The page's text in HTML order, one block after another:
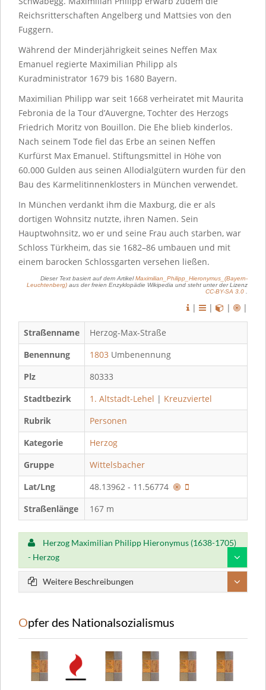
Reichsritterschaften Angelberg und Mattsies von den
Fuggern.
Während der Minderjährigkeit seines Neffen Max
Emanuel regierte Maximilian Philipp als
Kuradministrator 1679 bis 1680 Bayern.
Maximilian Philipp war seit 1668 verheiratet mit Maurita
Febronia de la Tour d’Auvergne, Tochter des Herzogs
Friedrich Moritz von Bouillon. Die Ehe blieb kinderlos.
Nach seinem Tode fiel das Erbe an seinen Neffen
Kurfürst Max Emanuel. Stiftungsmittel in Höhe von
60.000 Gulden aus seinen Allodialgütern wurden für den
Bau des Karmelitinnenklosters in München verwendet.
In München verdankt ihm die Maxburg, die er als
dortigen Wohnsitz nutzte, ihren Namen. Sein
Hauptwohnsitz, wo er und seine Frau auch starben, war
Schloss Türkheim, das sie 1682–86 umbauen und mit
einem barocken Schlossgarten versehen ließen.
Dieser Text basiert auf dem ArtikelMaximilian_Philipp_Hieronymus_(Bayern-
Leuchtenberg) aus der freien Enzyklopädie Wikipedia und steht unter der Lizenz
CC-BY-SA 3.0
| | | |
Straßenname
Herzog-Max-Straße
Benennung
1803 Umbenennung
Plz
80333
Stadtbezirk
1. Altstadt-Lehel | Kreuzviertel
Rubrik
Personen
Kategorie
Herzog
Gruppe
Wittelsbacher
Lat/Lng
48.13962 - 11.56774
Straßenlänge
167 m
Herzog Maximilian Philipp Hieronymus (1638-1705)
- Herzog
Weitere Beschreibungen
Opfer des Nationalsozialismus